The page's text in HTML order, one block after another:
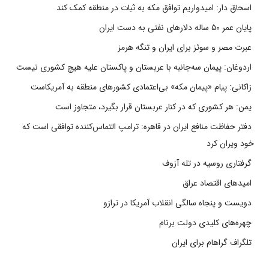
اسحاق دار: امیدواریم توافق مکه به ثبات در منطقه کمک کند
پایان عمر ۵۰ ساله دلارهای نفتی به دست ایران
عبرت مصر و سوئز برای ایران و تنگه هرمز
اردوغان: پیمان سه‌جانبه با عربستان و پاکستان علیه هیچ کشوری نیست
زاکانی: پیام «پیمان مکه» بی‌اعتمادی کشورهای منطقه به آمریکاست
یمن: هر کشوری که در کنار عربستان قرار بگیرد، متجاوز است
دفتر حفاظت منافع ایران در قاهره: ترامپ التماس‌کننده توافقی است که
خود ویران کرد
گرفتاری روسیه در تله آزوف
امیدهای اقتصاد عراق
دویست و پنجاه سالگی انقلاب آمریکا در ترازو
چهره‌های کلیدی دولت برنام
تلگراف گراهام برای ایران